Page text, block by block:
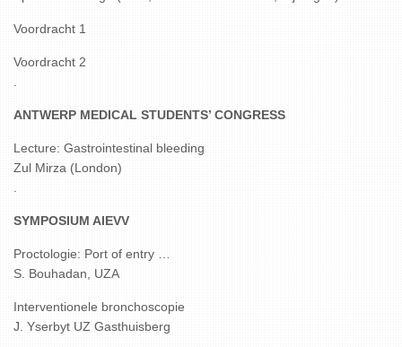
Voordracht 1
Voordracht 2
ANTWERP MEDICAL STUDENTS’ CONGRESS
Lecture: Gastrointestinal bleeding
Zul Mirza (London)
SYMPOSIUM AIEVV
Proctologie: Port of entry …
S. Bouhadan, UZA
Interventionele bronchoscopie
J. Yserbyt UZ Gasthuisberg